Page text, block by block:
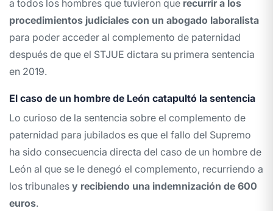
a todos los hombres que tuvieron que recurrir a los
procedimientos judiciales con un abogado laboralista
para poder acceder al complemento de paternidad
después de que el STJUE dictara su primera sentencia
en 2019.
El caso de un hombre de León catapultó la sentencia
Lo curioso de la sentencia sobre el complemento de
paternidad para jubilados es que el fallo del Supremo
ha sido consecuencia directa del caso de un hombre de
León al que se le denegó el complemento, recurriendo a
los tribunales y recibiendo una indemnización de 600
euros.